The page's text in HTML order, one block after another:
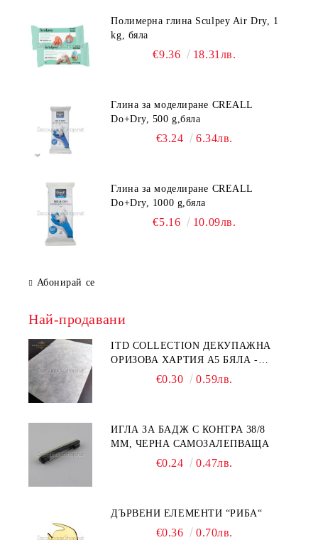
Полимерна глина Sculpey Air Dry, 1
kg, бяла
€9.36 18.31лв.
Глина за моделиране CREALL
Do+Dry, 500 g,бяла
€3.24 6.34лв.
Глина за моделиране CREALL
Do+Dry, 1000 g,бяла
€5.16 10.09лв.
Абонирай се
Най-продавани
ITD COLLECTION ДЕКУПАЖНА
ОРИЗОВА ХАРТИЯ А5 БЯЛА -
€0.30 0.59лв.
ИГЛА ЗА БАДЖ С КОНТРА 38/8
ММ, ЧЕРНА САМОЗАЛЕПВАЩА
€0.24 0.47лв.
ДЪРВЕНИ ЕЛЕМЕНТИ “РИБА“
€0.36 0.70лв.